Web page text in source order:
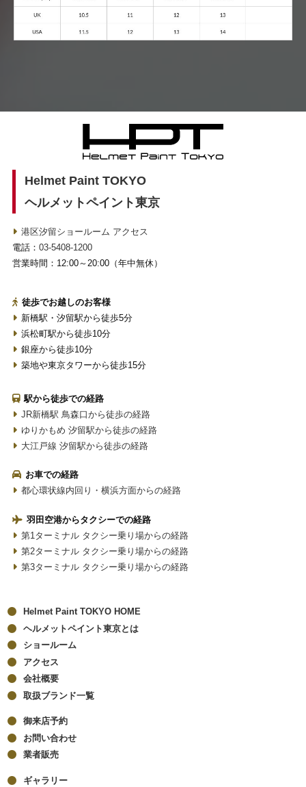
Helmet Paint TOKYO
ヘルメットペイント東京
港区汐留ショールーム アクセス
電話： 03-5408-1200
営業時間：12:00～20:00（年中無休）
徒歩でお越しのお客様
新橋駅・汐留駅から徒歩5分
浜松町駅から徒歩10分
銀座から徒歩10分
築地や東京タワーから徒歩15分
駅から徒歩での経路
JR新橋駅 鳥森口から徒歩の経路
ゆりかもめ 汐留駅から徒歩の経路
大江戸線 汐留駅から徒歩の経路
お車での経路
都心環状線内回り・横浜方面からの経路
羽田空港からタクシーでの経路
第1ターミナル タクシー乗り場からの経路
第2ターミナル タクシー乗り場からの経路
第3ターミナル タクシー乗り場からの経路
Helmet Paint TOKYO HOME
ヘルメットペイント東京とは
ショールーム
アクセス
会社概要
取扱ブランド一覧
御来店予約
お問い合わせ
業者販売
ギャラリー